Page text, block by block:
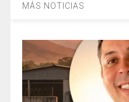
MÁS NOTICIAS